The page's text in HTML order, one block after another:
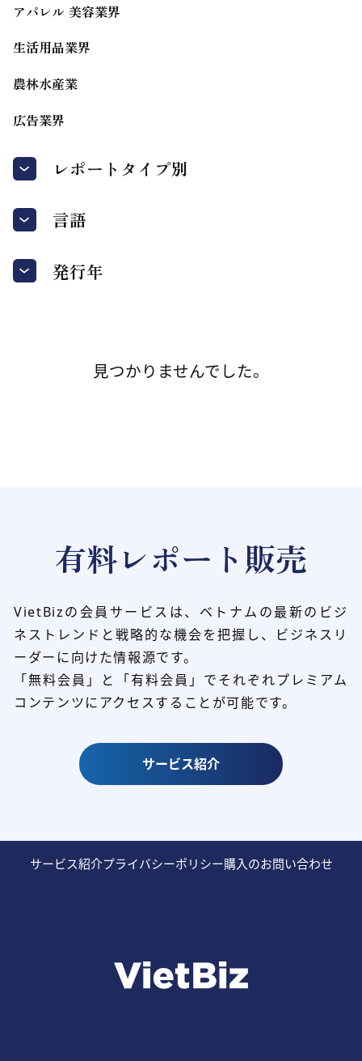
アパレル 美容業界
生活用品業界
農林水産業
広告業界
レポートタイプ別
言語
発行年
見つかりませんでした。
有料レポート販売
VietBizの会員サービスは、ベトナムの最新のビジ
ネストレンドと戦略的な機会を把握し、ビジネスリ
ーダーに向けた情報源です。
「無料会員」と「有料会員」でそれぞれプレミアム
コンテンツにアクセスすることが可能です。
サービス紹介
サービス紹介プライバシーポリシー購入のお問い合わせ